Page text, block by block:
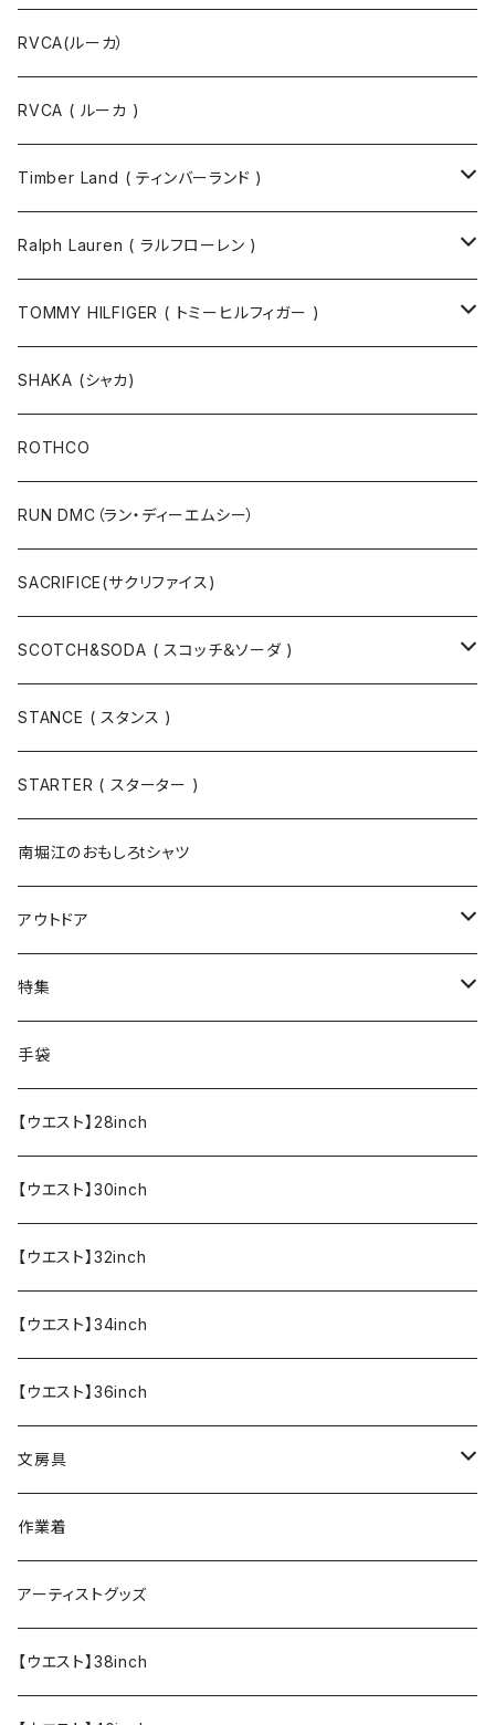
RVCA(ルーカ）
RVCA ( ルーカ )
Timber Land ( ティンバーランド )
ソックス
半袖Tシャツ
長袖Tシャツ
キャップ
ニットキャップ / ビーニー
ベルト / サスペンダー
Ralph Lauren ( ラルフローレン )
シャツ
帽子
ニットキャップ / ビーニー
キャップ
マフラー / ストール
シューズ
ニット
スウェット
Tシャツ / カットソー
半袖
長袖
手袋
ソックス
Tシャツ・カットソー
TOMMY HILFIGER ( トミーヒルフィガー )
ジャケット
SHAKA (シャカ)
ROTHCO
RUN DMC（ラン・ディーエムシー）
SACRIFICE(サクリファイス)
SCOTCH&SODA ( スコッチ＆ソーダ )
トップス
ボトムス
アウター
STANCE ( スタンス )
STARTER ( スターター )
南堀江のおもしろtシャツ
アウトドア
寝具・寝袋・ブランケット
食器・調理器具
エプロン
特集
メール便送料無料★オリジナルT
半袖Tシャツ
OUTLET!!!!!
手袋
【ウエスト】28inch
【ウエスト】30inch
【ウエスト】32inch
【ウエスト】34inch
【ウエスト】36inch
文房具
ペンケース
作業着
アーティストグッズ
【ウエスト】38inch